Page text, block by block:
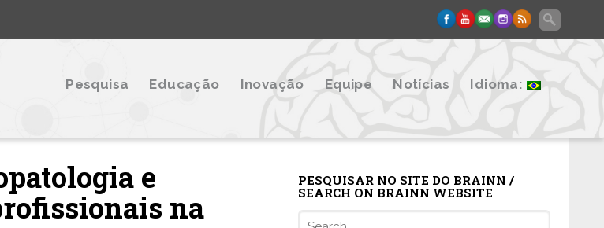
Pesquisa Educação Inovação Equipe Notícias Idioma:
e
na
PESQUISAR NO SITE DO BRAINN /
SEARCH ON BRAINN WEBSITE